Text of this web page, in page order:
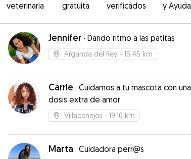
veterinaria
gratuita
verificados
y Ayuda
Jennifer · Dando ritmo a las patitas
Arganda del Rey - 15.45 km
Carrie · Cuidamos a tu mascota con una
dosis extra de amor
Villaconejos - 19.10 km
Marta · Cuidadora perr@s